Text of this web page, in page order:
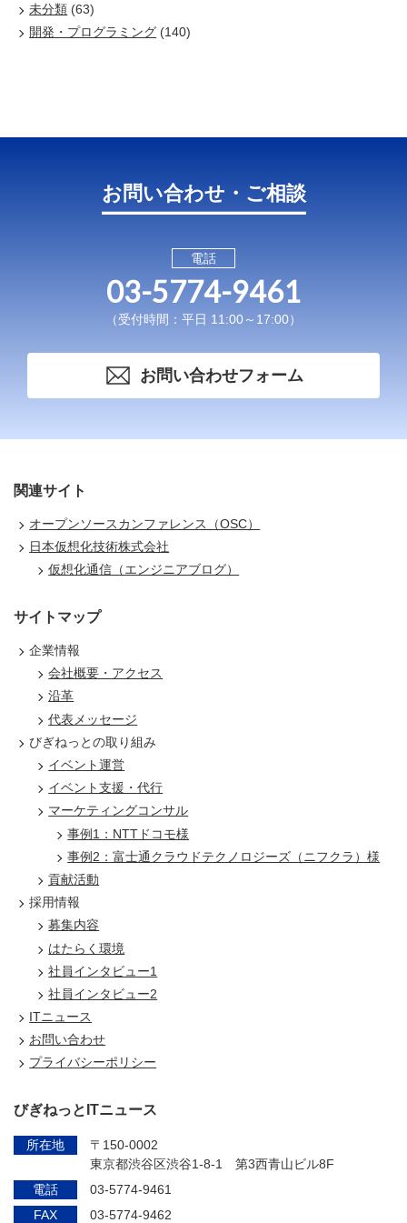
未分類 (63)
開発・プログラミング (140)
お問い合わせ・ご相談
電話
03-5774-9461
（受付時間：平日 11:00～17:00）
お問い合わせフォーム
関連サイト
オープンソースカンファレンス（OSC）
日本仮想化技術株式会社
仮想化通信（エンジニアブログ）
サイトマップ
企業情報
会社概要・アクセス
沿革
代表メッセージ
びぎねっとの取り組み
イベント運営
イベント支援・代行
マーケティングコンサル
事例1：NTTドコモ様
事例2：富士通クラウドテクノロジーズ（ニフクラ）様
貢献活動
採用情報
募集内容
はたらく環境
社員インタビュー1
社員インタビュー2
ITニュース
お問い合わせ
プライバシーポリシー
びぎねっとITニュース
所在地
〒150-0002
東京都渋谷区渋谷1-8-1 第3西青山ビル8F
電話
03-5774-9461
FAX
03-5774-9462